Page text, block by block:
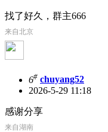
找了好久，群主666
来自北京
6# chuyang52
2026-5-29 11:18
感谢分享
来自湖南